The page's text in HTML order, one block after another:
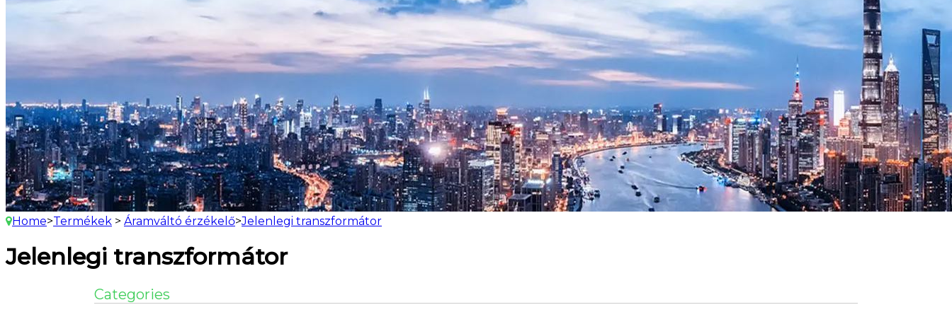
Home>Termékek > Áramváltó érzékelő>Jelenlegi transzformátor
Jelenlegi transzformátor
Categories